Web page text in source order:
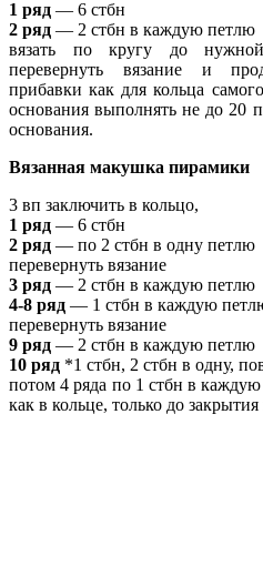
1 ряд — 6 стбн
2 ряд — 2 стбн в каждую петлю
вязать по кругу до
перевернуть вязание и
прибавки как для кольца
основания выполнять не до 20
основания.
Вязанная макушка пирамики
3 вп заключить в кольцо,
1 ряд — 6 стбн
2 ряд — по 2 стбн в одну петлю
перевернуть вязание
3 ряд — 2 стбн в каждую петлю
4-8 ряд — 1 стбн в каждую
перевернуть вязание
9 ряд — 2 стбн в каждую петлю
10 ряд *1 стбн, 2 стбн в одну,
потом 4 ряда по 1 стбн в
как в кольце, только до